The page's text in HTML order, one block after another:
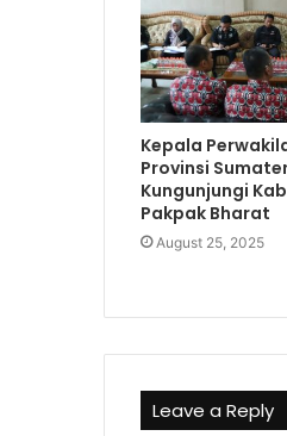
Kepala
Provinsi
Kungunjungi
Pakpak Bharat
August 25, 2025
Leave a Reply